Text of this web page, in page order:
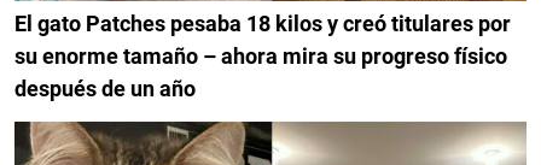
El gato Patches pesaba 18 kilos y creó titulares por
su enorme tamaño – ahora mira su progreso físico
después de un año